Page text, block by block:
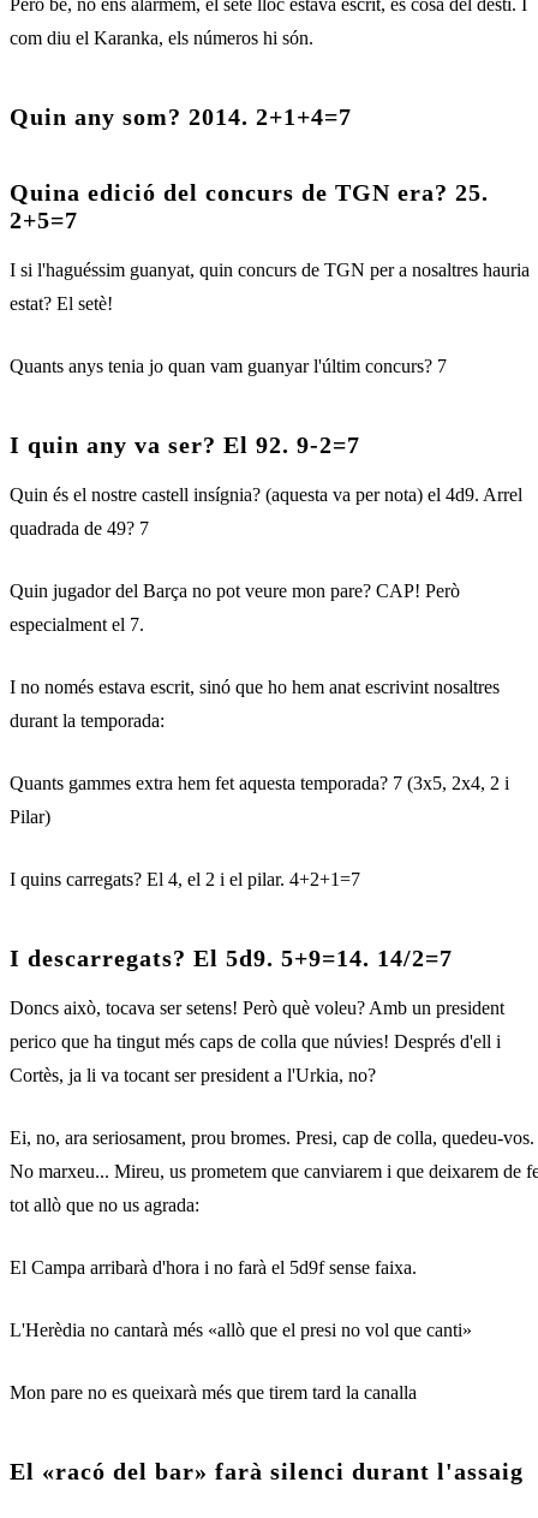
com diu el Karanka, els números hi són.
Quin any som? 2014. 2+1+4=7
Quina edició del concurs de TGN era? 25.
2+5=7
I si l'haguéssim guanyat, quin concurs de TGN per a nosaltres hauria
estat? El setè!
Quants anys tenia jo quan vam guanyar l'últim concurs? 7
I quin any va ser? El 92. 9-2=7
Quin és el nostre castell insígnia? (aquesta va per nota) el 4d9. Arrel
quadrada de 49? 7
Quin jugador del Barça no pot veure mon pare? CAP! Però
especialment el 7.
I no només estava escrit, sinó que ho hem anat escrivint nosaltres
durant la temporada:
Quants gammes extra hem fet aquesta temporada? 7 (3x5, 2x4, 2 i
Pilar)
I quins carregats? El 4, el 2 i el pilar. 4+2+1=7
I descarregats? El 5d9. 5+9=14. 14/2=7
Doncs això, tocava ser setens! Però què voleu? Amb un president
perico que ha tingut més caps de colla que núvies! Després d'ell i
Cortès, ja li va tocant ser president a l'Urkia, no?
Ei, no, ara seriosament, prou bromes. Presi, cap de colla, quedeu-vos.
No marxeu... Mireu, us prometem que canviarem i que deixarem de
tot allò que no us agrada:
El Campa arribarà d'hora i no farà el 5d9f sense faixa.
L'Herèdia no cantarà més «allò que el presi no vol que canti»
Mon pare no es queixarà més que tirem tard la canalla
El «racó del bar» farà silenci durant l'assaig